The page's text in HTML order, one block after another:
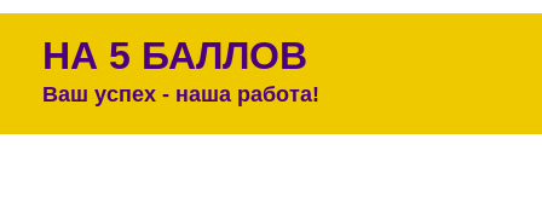
НА 5 БАЛЛОВ
Ваш успех - наша работа!